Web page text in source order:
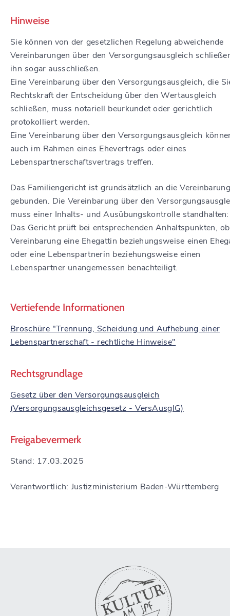
Hinweise
Sie können von der gesetzlichen Regelung abweichende
Vereinbarungen über den Versorgungsausgleich
ihn sogar ausschließen.
Eine Vereinbarung über den Versorgungsausgleich, die
Rechtskraft der Entscheidung über den Wertausgleich
schließen, muss notariell beurkundet oder gerichtlich
protokolliert werden.
Eine Vereinbarung über den Versorgungsausgleich
auch im Rahmen eines Ehevertrags oder eines
Lebenspartnerschaftsvertrags treffen.
Das Familiengericht ist grundsätzlich an die
gebunden. Die Vereinbarung über den
muss einer Inhalts- und Ausübungskontrolle standhalten:
Das Gericht prüft bei entsprechenden Anhaltspunkten,
Vereinbarung eine Ehegattin beziehungsweise einen
oder eine Lebenspartnerin beziehungsweise einen
Lebenspartner unangemessen benachteiligt.
Vertiefende Informationen
Broschüre "Trennung, Scheidung und Aufhebung einer
Lebenspartnerschaft - rechtliche Hinweise"
Rechtsgrundlage
Gesetz über den Versorgungsausgleich
(Versorgungsausgleichsgesetz - VersAusglG)
Freigabevermerk
Stand: 17.03.2025
Verantwortlich: Justizministerium Baden-Württemberg